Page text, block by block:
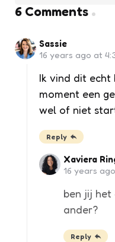
6 Comments
Sassie
16 years ago at
Ik vind dit echt
moment een
wel of niet
Reply
Xaviera
16 years
ben jij het
ander?
Reply